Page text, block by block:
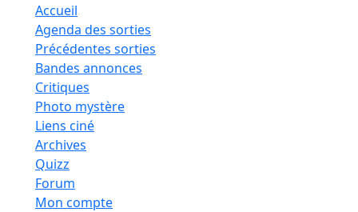
Accueil
Agenda des sorties
Précédentes sorties
Bandes annonces
Critiques
Photo mystère
Liens ciné
Archives
Quizz
Forum
Mon compte